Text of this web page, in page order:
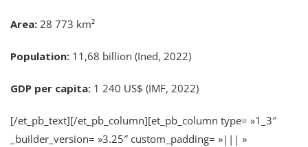
Area: 28 773 km²
Population: 11,68 billion (Ined, 2022)​
GDP per capita: 1 240 US$ (IMF, 2022)
[/et_pb_text][/et_pb_column][et_pb_column type= »1_3″
_builder_version= »3.25″ custom_padding= »||| »